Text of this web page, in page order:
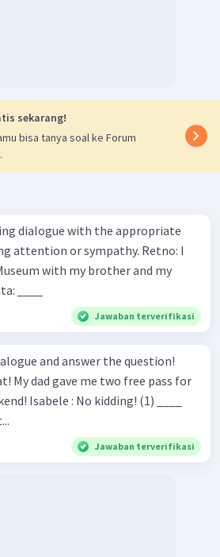
sekarang!
bisa tanya soal ke Forum
dialogue with the appropriate
or sympathy. Retno: I
with my brother and my
week. Anita: ____
Jawaban terverifikasi
and answer the question!
My dad gave me two free pass for
(1) ____
Jawaban terverifikasi